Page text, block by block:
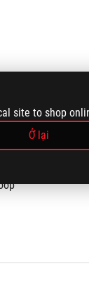
site to shop
Ở lại
ROG
lập nhanh